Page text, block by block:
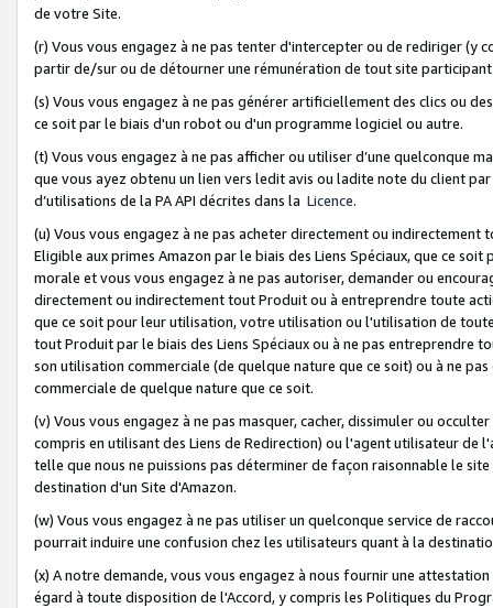
de votre Site.
(r) Vous vous engagez à ne pas tenter d'intercepter ou de rediriger
partir de/sur ou de détourner une rémunération de tout site
(s) Vous vous engagez à ne pas générer artificiellement des clics ou
ce soit par le biais d'un robot ou d'un programme logiciel ou autre.
(t) Vous vous engagez à ne pas afficher ou utiliser d’une quelconque
que vous ayez obtenu un lien vers ledit avis ou ladite note du client
d’utilisations de la PA API décrites dans la Licence.
(u) Vous vous engagez à ne pas acheter directement ou
Eligible aux primes Amazon par le biais des Liens Spéciaux, que ce
morale et vous vous engagez à ne pas autoriser, demander ou
directement ou indirectement tout Produit ou à entreprendre toute
que ce soit pour leur utilisation, votre utilisation ou l'utilisation de
tout Produit par le biais des Liens Spéciaux ou à ne pas entreprendre
son utilisation commerciale (de quelque nature que ce soit) ou à ne
commerciale de quelque nature que ce soit.
(v) Vous vous engagez à ne pas masquer, cacher, dissimuler ou
compris en utilisant des Liens de Redirection) ou l'agent utilisateur
telle que nous ne puissions pas déterminer de façon raisonnable le
destination d'un Site d'Amazon.
(w) Vous vous engagez à ne pas utiliser un quelconque service de
pourrait induire une confusion chez les utilisateurs quant à la
(x) A notre demande, vous vous engagez à nous fournir une
égard à toute disposition de l'Accord, y compris les Politiques du